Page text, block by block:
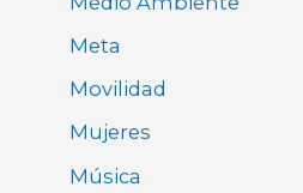
Meta
Movilidad
Mujeres
Música